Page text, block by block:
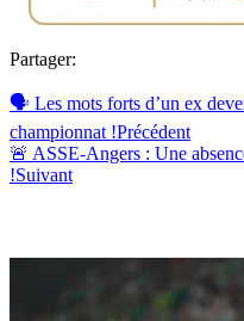
Partager:
🗣️ Les mots forts d’un ex
championnat !Précédent
🚨 ASSE-Angers : Une
!Suivant